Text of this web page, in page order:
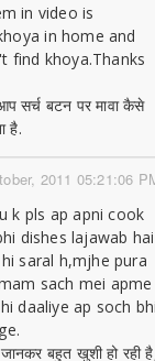
in video is
in home and
find khoya.Thanks
सर्च बटन पर मावा कैसे
है.
2011 05:21:06
k pls ap apni cook
dishes lajawab hai
saral h,mjhe pura
sach mei apme
daaliye ap soch
बहुत खुशी हो रही